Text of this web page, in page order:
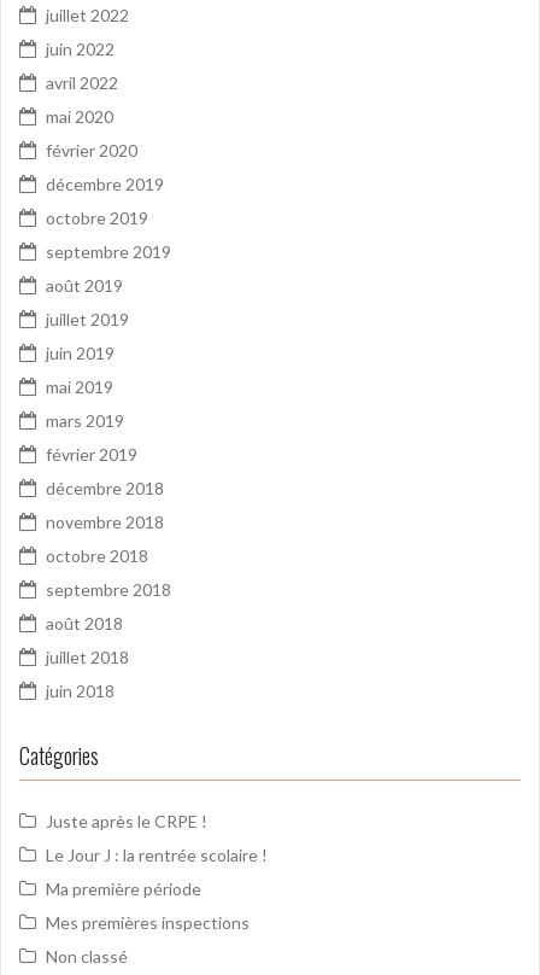
juillet 2022
juin 2022
avril 2022
mai 2020
février 2020
décembre 2019
octobre 2019
septembre 2019
août 2019
juillet 2019
juin 2019
mai 2019
mars 2019
février 2019
décembre 2018
novembre 2018
octobre 2018
septembre 2018
août 2018
juillet 2018
juin 2018
Catégories
Juste après le CRPE !
Le Jour J : la rentrée scolaire !
Ma première période
Mes premières inspections
Non classé